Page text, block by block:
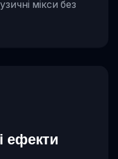
мікси без
ефекти